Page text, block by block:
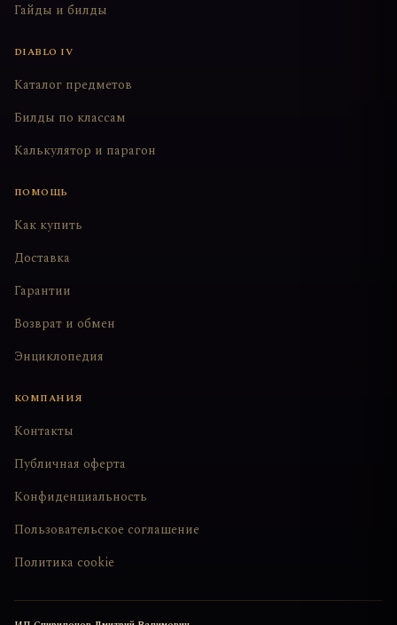
Гайды и билды
DIABLO IV
Каталог предметов
Билды по классам
Калькулятор и парагон
ПОМОЩЬ
Как купить
Доставка
Гарантии
Возврат и обмен
Энциклопедия
КОМПАНИЯ
Контакты
Публичная оферта
Конфиденциальность
Пользовательское соглашение
Политика cookie